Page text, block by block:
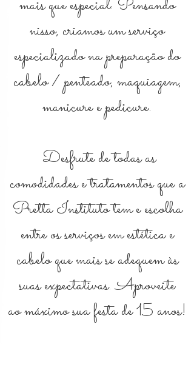
mais que especial. Pensando
nisso, criamos um serviço
especializado na preparação do
cabelo / penteado, maquiagem,
manicure e pedicure.
Desfrute de todas as
comodidades e tratamentos que a
Pretta Instituto tem e escolha
entre os serviços em estética e
cabelo que mais se adequem às
suas expectativas. Aproveite
ao máximo sua festa de 15 anos!